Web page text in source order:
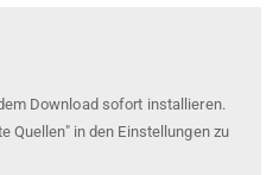
Download sofort installieren.
Quellen" in den Einstellungen zu